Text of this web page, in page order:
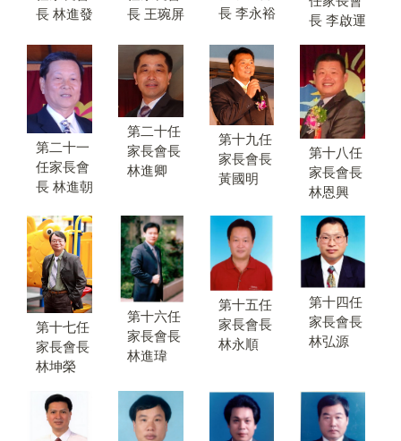
長 林進發
長 王琬屏
長 李永裕
長 李啟運
第二十一
任家長會
長 林進朝
第二十任
家長會長
林進卿
第十九任
家長會長
黃國明
第十八任
家長會長
林恩興
第十七任
家長會長
林坤榮
第十六任
家長會長
林進瑋
第十五任
家長會長
林永順
第十四任
家長會長
林弘源